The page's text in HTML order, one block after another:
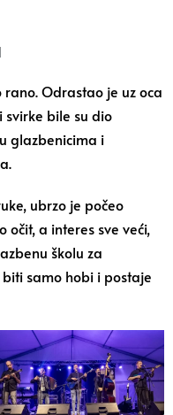
Odrastao je uz oca
svirke bile su dio
glazbenicima i
ubrzo je počeo
očit, a interes sve veći,
školu za
samo hobi i postaje